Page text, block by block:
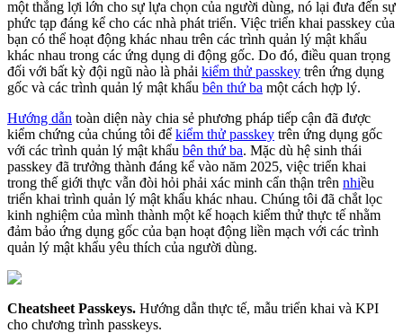
một thắng lợi lớn cho sự lựa chọn của người dùng, nó lại đưa đến sự
phức tạp đáng kể cho các nhà phát triển. Việc triển khai passkey của
bạn có thể hoạt động khác nhau trên các trình quản lý mật khẩu
khác nhau trong các ứng dụng di động gốc. Do đó, điều quan trọng
đối với bất kỳ đội ngũ nào là phải kiểm thử passkey trên ứng dụng
gốc và các trình quản lý mật khẩu bên thứ ba một cách hợp lý.
Hướng dẫn toàn diện này chia sẻ phương pháp tiếp cận đã được
kiểm chứng của chúng tôi để kiểm thử passkey trên ứng dụng gốc
với các trình quản lý mật khẩu bên thứ ba. Mặc dù hệ sinh thái
passkey đã trưởng thành đáng kể vào năm 2025, việc triển khai
trong thế giới thực vẫn đòi hỏi phải xác minh cẩn thận trên nhiều
triển khai trình quản lý mật khẩu khác nhau. Chúng tôi đã chắt lọc
kinh nghiệm của mình thành một kế hoạch kiểm thử thực tế nhằm
đảm bảo ứng dụng gốc của bạn hoạt động liền mạch với các trình
quản lý mật khẩu yêu thích của người dùng.
Cheatsheet Passkeys. Hướng dẫn thực tế, mẫu triển khai và KPI
cho chương trình passkeys.